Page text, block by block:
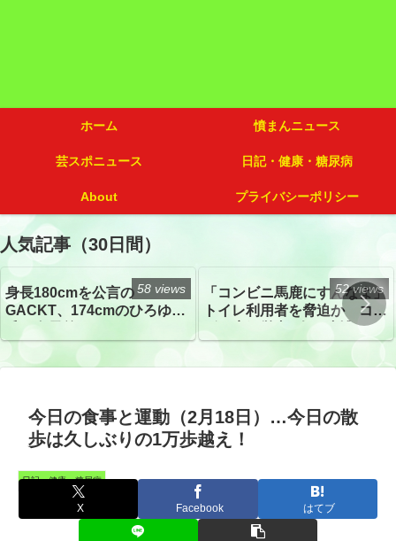
ホーム 憤まんニュース
芸スポニュース 日記・健康・糖尿病
About プライバシーポリシー
人気記事（30日間）
身長180cmを公言の
GACKT、174cmのひろゆき
トざわつき イベントでの写
真が話題
58 views
「コンビニ馬鹿にすんなよ」
トイレ利用者を脅迫か コン
52 views
今日の食事と運動（2月18日）…今日の散
歩は久しぶりの1万歩越え！
日記・健康・糖尿病
X Facebook はてブ